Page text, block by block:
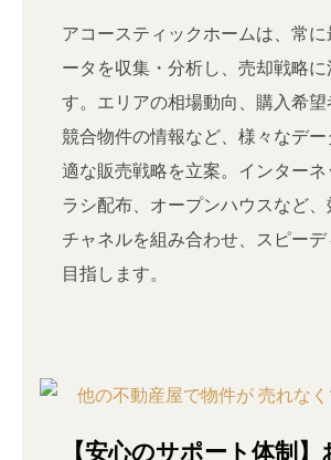
アコースティックホームは、常
ータを収集・分析し、売却戦略に
す。エリアの相場動向、購入希望
競合物件の情報など、様々なデ
適な販売戦略を立案。インター
ラシ配布、オープンハウスなど
チャネルを組み合わせ、スピー
目指します。
【安心のサポート体制